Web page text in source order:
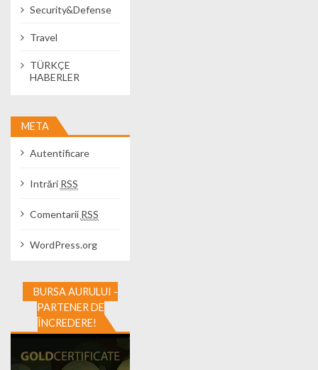
Security&Defense
Travel
TÜRKÇE
HABERLER
META
Autentificare
Intrări RSS
Comentarii RSS
WordPress.org
BURSA AURULUI -
PARTENER DE
ÎNCREDERE!